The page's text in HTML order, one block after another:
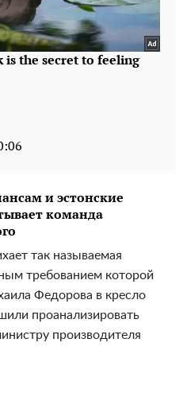
и эстонские
команда
так называемая
требованием которой
Федорова в кресло
проанализировать
производителя